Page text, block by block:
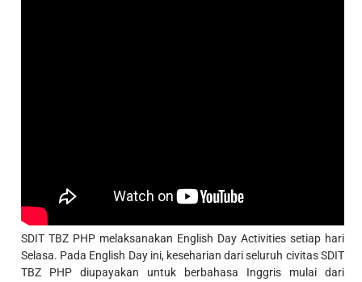
SDIT TBZ PHP melaksanakan English Day Activities setiap hari
Selasa. Pada English Day ini, keseharian dari seluruh civitas SDIT
TBZ PHP diupayakan untuk berbahasa Inggris mulai dari